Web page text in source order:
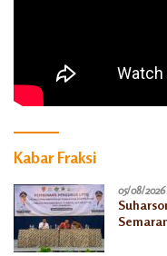
Kabar Fraksi
05/08/2026